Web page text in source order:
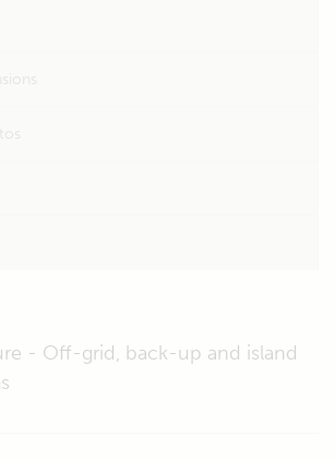
- Off-grid, back-up and island